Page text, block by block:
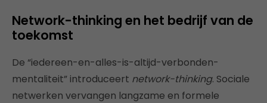
Network-thinking en het bedrijf van de
toekomst
De “iedereen-en-alles-is-altijd-verbonden-
mentaliteit” introduceert network-thinking. Sociale
netwerken vervangen langzame en formele